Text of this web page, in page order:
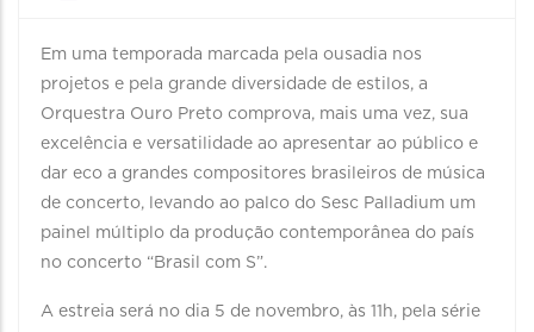
Em uma temporada marcada pela ousadia nos
projetos e pela grande diversidade de estilos, a
Orquestra Ouro Preto comprova, mais uma vez, sua
excelência e versatilidade ao apresentar ao público e
dar eco a grandes compositores brasileiros de música
de concerto, levando ao palco do Sesc Palladium um
painel múltiplo da produção contemporânea do país
no concerto “Brasil com S”.
A estreia será no dia 5 de novembro, às 11h, pela série